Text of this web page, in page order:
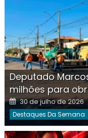
Deputado
milhões para
Posted
on
30 de julho de 2026
Destaques Da Semana